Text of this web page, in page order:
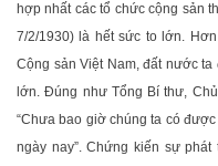
hợp nhất các tổ chức cộng sản
7/2/1930) là hết sức to lớn.
Cộng sản Việt Nam, đất nước
lớn. Đúng như Tổng Bí thư,
“Chưa bao giờ chúng ta có
ngày nay”. Chứng kiến sự